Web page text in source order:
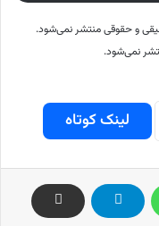
و حقوقی منتشر نمی‌شود.
نمی‌شود.
لینک کوتاه